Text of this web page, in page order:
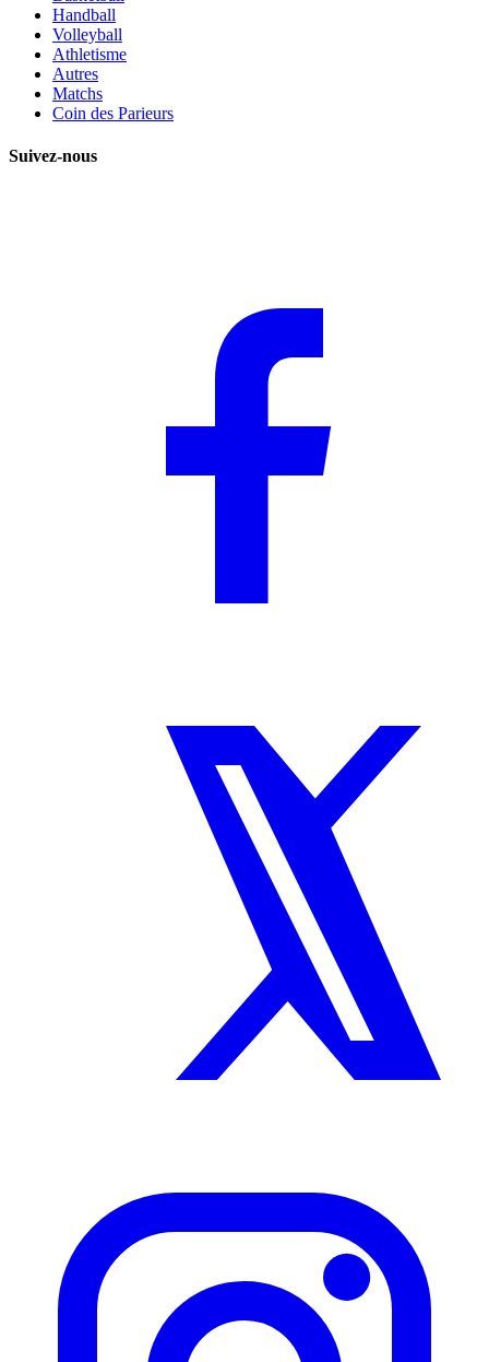
Handball
Volleyball
Athletisme
Autres
Matchs
Coin des Parieurs
Suivez-nous